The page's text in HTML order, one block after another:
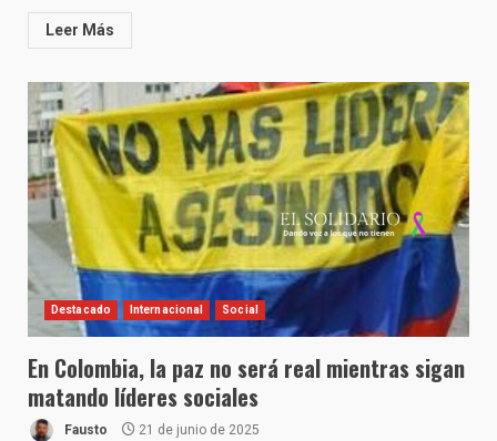
Leer Más
Destacado Internacional Social
En Colombia, la paz no será real mientras sigan
matando líderes sociales
Fausto 21 de junio de 2025